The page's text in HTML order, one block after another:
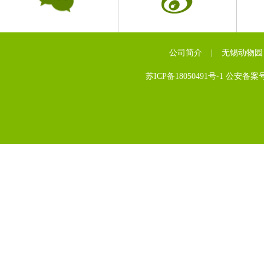
公司简介 无锡动物园
苏ICP备18050491号-1 公安备案